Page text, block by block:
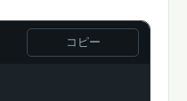
コピー